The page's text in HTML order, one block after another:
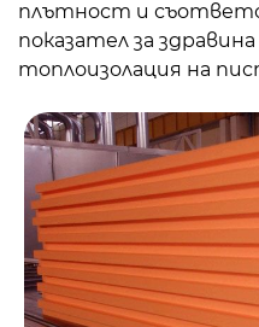
плътност и
показател за здравина
топлоизолация на